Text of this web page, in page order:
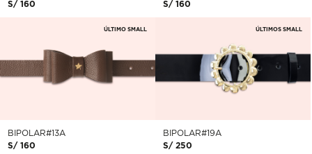
S/ 160
S/ 160
BIPOLAR#13A
S/ 160
ÚLTIMO SMALL
BIPOLAR#19A
S/ 250
ÚLTIMOS SMALL